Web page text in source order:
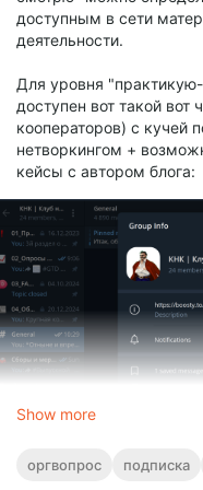
доступным в сети
деятельности.
Для уровня
доступен вот такой
кооператоров) с кучей
нетворкингом +
кейсы с автором блога:
Show more
оргвопрос подписка